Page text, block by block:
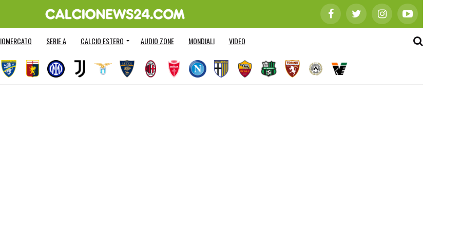
SERIE A CALCIO ESTERO AUDIO ZONE MONDIALI VIDEO